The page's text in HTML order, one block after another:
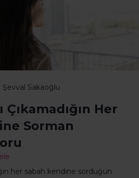
Şevval Sakaoğlu
Çıkamadığın Her
Sorman
her sabah kendine sorduğun